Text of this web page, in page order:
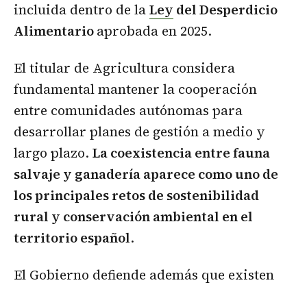
incluida dentro de laLey del Desperdicio
Alimentarioaprobada en 2025.
El titular de Agricultura considera
fundamental mantener la cooperación
entre comunidades autónomas para
desarrollar planes de gestión a medio y
largo plazo. La coexistencia entre fauna
salvaje y ganadería aparece como uno de
los principales retos de sostenibilidad
rural y conservación ambiental en el
territorio español.
El Gobierno defiende además que existen